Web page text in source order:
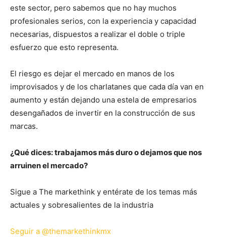
este sector, pero sabemos que no hay muchos
profesionales serios, con la experiencia y capacidad
necesarias, dispuestos a realizar el doble o triple
esfuerzo que esto representa.
El riesgo es dejar el mercado en manos de los
improvisados y de los charlatanes que cada día van en
aumento y están dejando una estela de empresarios
desengañados de invertir en la construcción de sus
marcas.
¿Qué dices: trabajamos más duro o dejamos que nos
arruinen el mercado?
Sigue a The markethink y entérate de los temas más
actuales y sobresalientes de la industria
Seguir a @themarkethinkmx